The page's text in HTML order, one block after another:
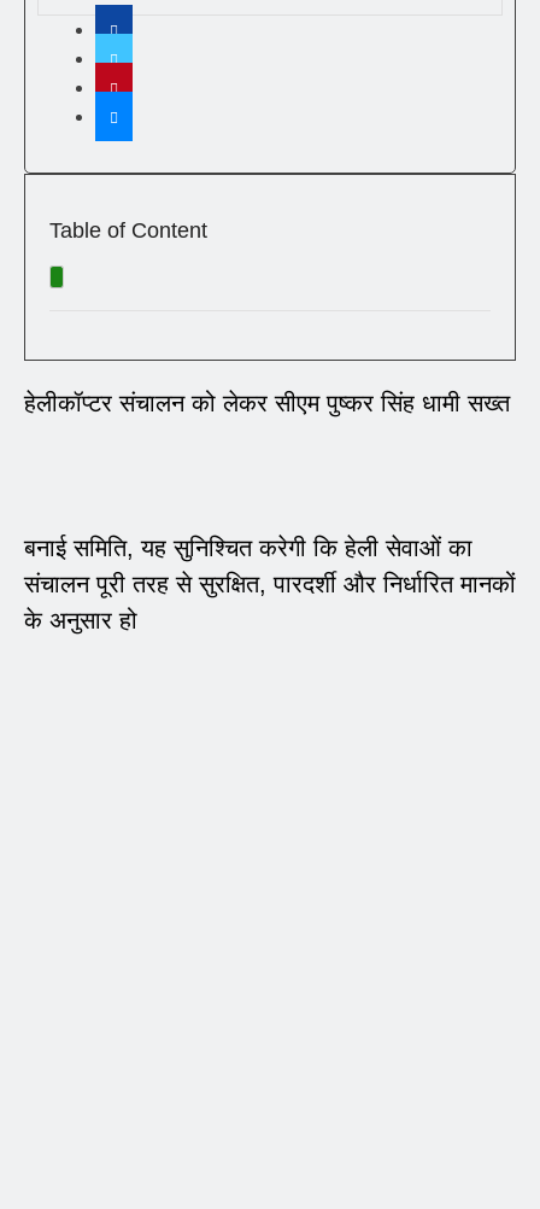
Table of Content
हेलीकॉप्टर संचालन को लेकर सीएम पुष्कर सिंह धामी सख्त
बनाई समिति, यह सुनिश्चित करेगी कि हेली सेवाओं का
संचालन पूरी तरह से सुरक्षित, पारदर्शी और निर्धारित मानकों
के अनुसार हो